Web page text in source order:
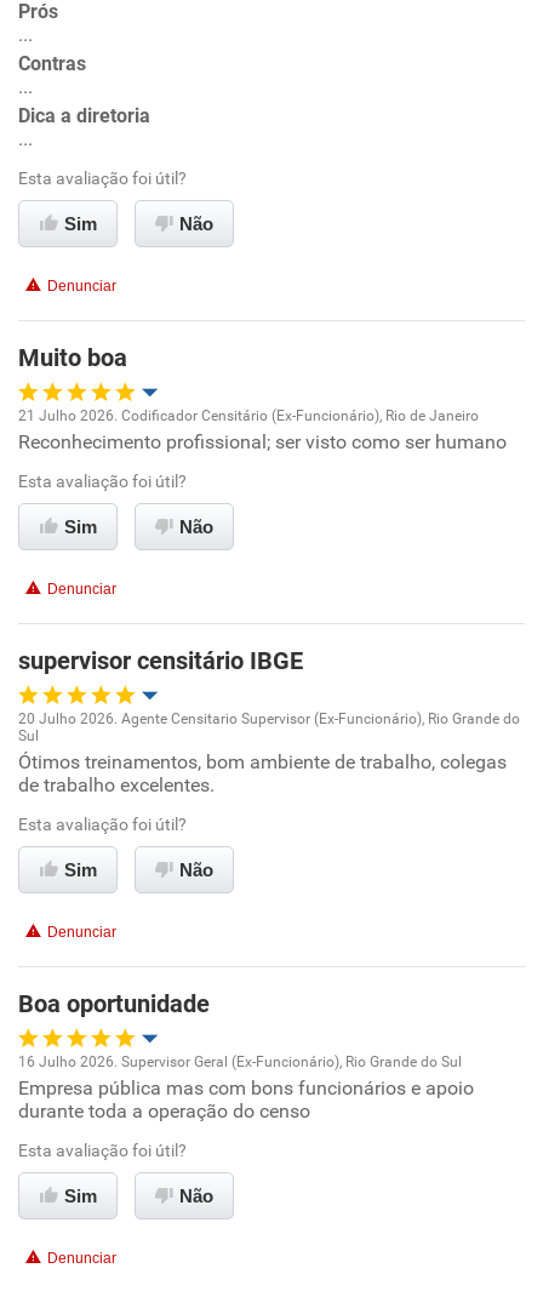
Conciliação com a vida familiar
Recomenda esta empresa
Prós
...
Contras
...
Dica a diretoria
...
Esta avaliação foi útil?
Sim Não
Denunciar
Muito boa
Oportunidade de promoção
Ambiente de trabalho
Benefícios
Recomenda esta empresa
Recomenda a diretoria
21 Julho 2026. Codificador Censitário (Ex-Funcionário), Rio de Janeiro
Reconhecimento profissional; ser visto como ser humano
Esta avaliação foi útil?
Sim Não
Denunciar
supervisor censitário IBGE
Conciliação com a vida familiar
Benefícios
Recomenda esta empresa
20 Julho 2026. Agente Censitario Supervisor (Ex-Funcionário), Rio Grande do
Sul
Ótimos treinamentos, bom ambiente de trabalho, colegas
de trabalho excelentes.
Esta avaliação foi útil?
Sim Não
Denunciar
Boa oportunidade
Oportunidade de promoção
Ambiente de trabalho
Conciliação com a vida familiar
16 Julho 2026. Supervisor Geral (Ex-Funcionário), Rio Grande do Sul
Empresa pública mas com bons funcionários e apoio
durante toda a operação do censo
Esta avaliação foi útil?
Sim Não
Denunciar